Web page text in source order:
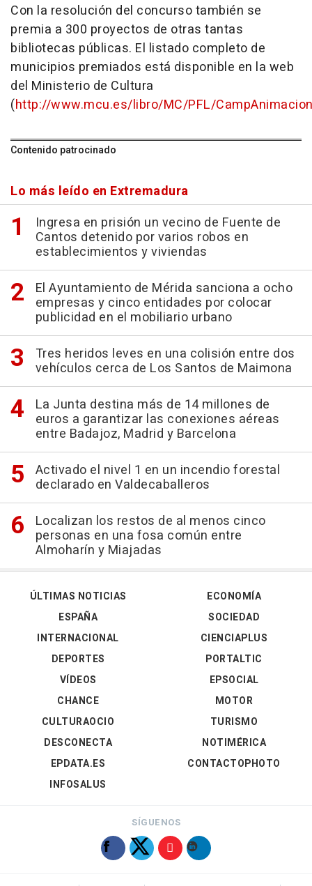
Con la resolución del concurso también se
premia a 300 proyectos de otras tantas
bibliotecas públicas. El listado completo de
municipios premiados está disponible en la web
del Ministerio de Cultura
(http://www.mcu.es/libro/MC/PFL/
Contenido patrocinado
Lo más leído en Extremadura
Ingresa en prisión un vecino de Fuente de
Cantos detenido por varios robos en
establecimientos y viviendas
El Ayuntamiento de Mérida sanciona a ocho
empresas y cinco entidades por colocar
publicidad en el mobiliario urbano
Tres heridos leves en una colisión entre dos
vehículos cerca de Los Santos de Maimona
La Junta destina más de 14 millones de
euros a garantizar las conexiones aéreas
entre Badajoz, Madrid y Barcelona
Activado el nivel 1 en un incendio forestal
declarado en Valdecaballeros
Localizan los restos de al menos cinco
personas en una fosa común entre
Almoharín y Miajadas
ÚLTIMAS NOTICIAS
ESPAÑA
INTERNACIONAL
DEPORTES
VÍDEOS
ECONOMÍA
SOCIEDAD
CIENCIAPLUS
PORTALTIC
EPSOCIAL
CHANCE
CULTURAOCIO
DESCONECTA
EPDATA.ES
INFOSALUS
MOTOR
TURISMO
NOTIMÉRICA
CONTACTOPHOTO
SÍGUENOS